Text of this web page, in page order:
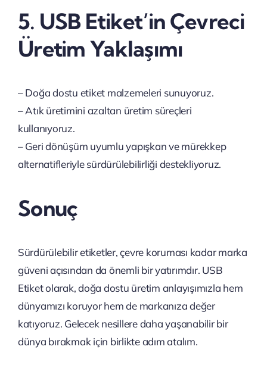
5. USB Etiket’in Çevreci
Üretim Yaklaşımı
– Doğa dostu etiket malzemeleri sunuyoruz.
– Atık üretimini azaltan üretim süreçleri
kullanıyoruz.
– Geri dönüşüm uyumlu yapışkan ve mürekkep
alternatifleriyle sürdürülebilirliği destekliyoruz.
Sonuç
Sürdürülebilir etiketler, çevre koruması kadar marka
güveni açısından da önemli bir yatırımdır. USB
Etiket olarak, doğa dostu üretim anlayışımızla hem
dünyamızı koruyor hem de markanıza değer
katıyoruz. Gelecek nesillere daha yaşanabilir bir
dünya bırakmak için birlikte adım atalım.